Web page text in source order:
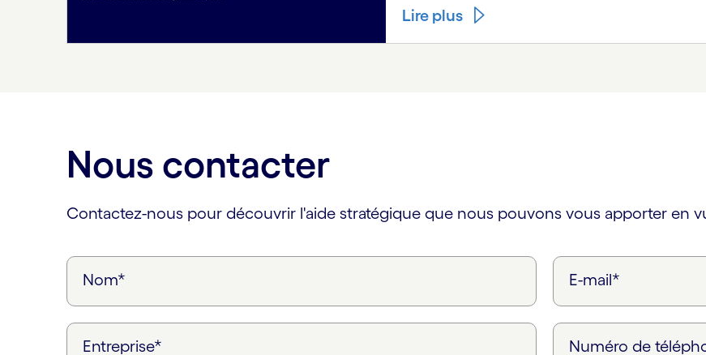
Lire plus
Nous contacter
Contactez-nous pour découvrir l'aide stratégique que nous pouvons vous apporter en
Nom* E-mail*
Entreprise* Numéro de